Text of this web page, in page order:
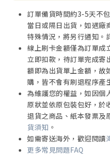
訂單備貨時間約3-5天不
當日或隔日出貨，如遇廠
特殊情況，將另行通知。
線上刷卡金額僅為訂單成
立即扣款，待訂單完成寄
額即為出貨單上金額，故
購，皆不會有刷退程序產
為維護您的權益，如因個
原狀並依原包裝包好，於
退貨之商品、紙本發票及
貨須知 。
如需寄送海外，歡迎閱讀
更多常見問題FAQ